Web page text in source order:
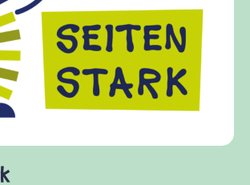
frieden-fragen.de ist
Kinder, Eltern und
Fragen von Krieg und
Gewalt informiert und
diesem
fragen.de bietet
und Frieden, Streit und